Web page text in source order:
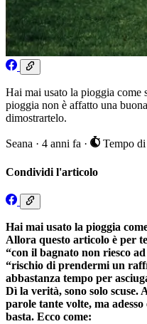
Hai mai usato la pioggia come
pioggia non è affatto una
dimostrartelo.
Seana · 4 anni fa · Tempo di
Condividi l'articolo
Hai mai usato la pioggia
Allora questo articolo è per
“con il bagnato non riesco
“rischio di prendermi un
abbastanza tempo per
Dì la verità, sono solo scuse.
parole tante volte, ma
basta. Ecco come: